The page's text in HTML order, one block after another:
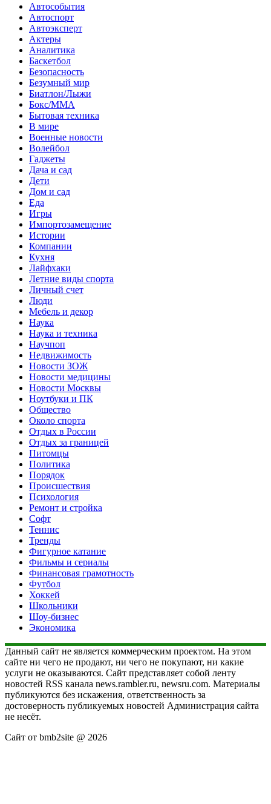
Автособытия
Автоспорт
Автоэксперт
Актеры
Аналитика
Баскетбол
Безопасность
Безумный мир
Биатлон/Лыжи
Бокс/MMA
Бытовая техника
В мире
Военные новости
Волейбол
Гаджеты
Дача и сад
Дети
Дом и сад
Еда
Игры
Импортозамещение
Истории
Компании
Кухня
Лайфхаки
Летние виды спорта
Личный счет
Люди
Мебель и декор
Наука
Наука и техника
Научпоп
Недвижимость
Новости ЗОЖ
Новости медицины
Новости Москвы
Ноутбуки и ПК
Общество
Около спорта
Отдых в России
Отдых за границей
Питомцы
Политика
Порядок
Происшествия
Психология
Ремонт и стройка
Софт
Теннис
Тренды
Фигурное катание
Фильмы и сериалы
Финансовая грамотность
Футбол
Хоккей
Школьники
Шоу-бизнес
Экономика
Данный сайт не является коммерческим проектом. На этом
сайте ни чего не продают, ни чего не покупают, ни какие
услуги не оказываются. Сайт представляет собой ленту
новостей RSS канала news.rambler.ru, newsru.com. Материалы
публикуются без искажения, ответственность за
достоверность публикуемых новостей Администрация сайта
не несёт.
Сайт от bmb2site @ 2026